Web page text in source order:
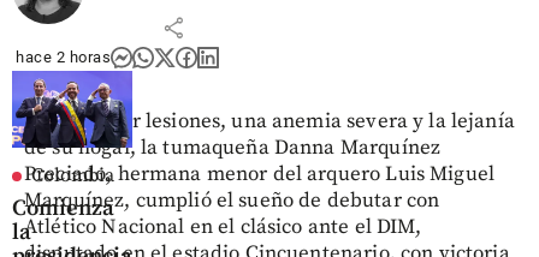
share
Colombia
Comienza
la
hace 2 horas
Tras superar lesiones, una anemia severa y la lejanía
de su hogar, la tumaqueña Danna Marquínez
Preciado, hermana menor del arquero Luis Miguel
Marquínez, cumplió el sueño de debutar con
Atlético Nacional en el clásico ante el DIM,